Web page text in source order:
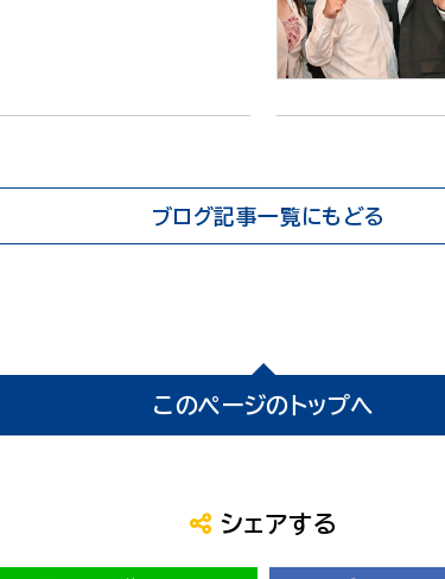
ブログ記事一覧にもどる
このページのトップへ
シェアする